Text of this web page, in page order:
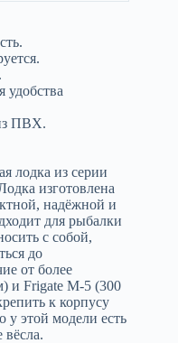
удобства
ПВХ.
лодка из серии
изготовлена
надёжной и
для рыбалки
с собой,
до
от более
и Frigate M-5 (300
к корпусу
у этой модели есть